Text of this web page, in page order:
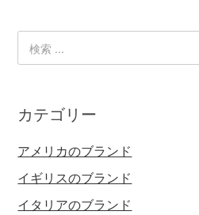
カテゴリー
アメリカのブランド
イギリスのブランド
イタリアのブランド